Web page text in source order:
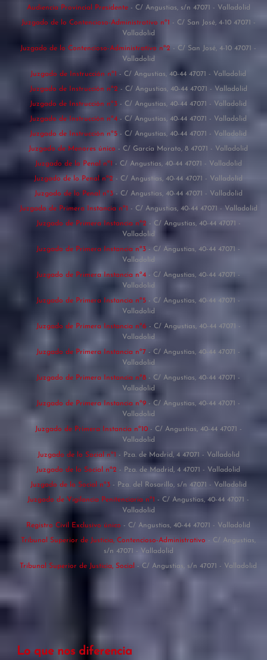
Audiencia Provincial Presidente - C/ Angustias, s/n 47071 - Valladolid
Juzgado de lo Contencioso-Administrativo nº1 - C/ San José, 4-10 47071 -
Valladolid
Juzgado de lo Contencioso-Administrativo nº2 - C/ San José, 4-10 47071 -
Valladolid
Juzgado de Instrucción nº1 - C/ Angustias, 40-44 47071 - Valladolid
Juzgado de Instrucción nº2 - C/ Angustias, 40-44 47071 - Valladolid
Juzgado de Instrucción nº3 - C/ Angustias, 40-44 47071 - Valladolid
Juzgado de Instrucción nº4 - C/ Angustias, 40-44 47071 - Valladolid
Juzgado de Instrucción nº5 - C/ Angustias, 40-44 47071 - Valladolid
Juzgado de Menores único - C/ García Morato, 8 47071 - Valladolid
Juzgado de lo Penal nº1 - C/ Angustias, 40-44 47071 - Valladolid
Juzgado de lo Penal nº2 - C/ Angustias, 40-44 47071 - Valladolid
Juzgado de lo Penal nº3 - C/ Angustias, 40-44 47071 - Valladolid
Juzgado de Primera Instancia nº1 - C/ Angustias, 40-44 47071 - Valladolid
Juzgado de Primera Instancia nº2 - C/ Angustias, 40-44 47071 -
Valladolid
Juzgado de Primera Instancia nº3 - C/ Angustias, 40-44 47071 -
Valladolid
Juzgado de Primera Instancia nº4 - C/ Angustias, 40-44 47071 -
Valladolid
Juzgado de Primera Instancia nº5 - C/ Angustias, 40-44 47071 -
Valladolid
Juzgado de Primera Instancia nº6 - C/ Angustias, 40-44 47071 -
Valladolid
Juzgado de Primera Instancia nº7 - C/ Angustias, 40-44 47071 -
Valladolid
Juzgado de Primera Instancia nº8 - C/ Angustias, 40-44 47071 -
Valladolid
Juzgado de Primera Instancia nº9 - C/ Angustias, 40-44 47071 -
Valladolid
Juzgado de Primera Instancia nº10 - C/ Angustias, 40-44 47071 -
Valladolid
Juzgado de lo Social nº1 - Pza. de Madrid, 4 47071 - Valladolid
Juzgado de lo Social nº2 - Pza. de Madrid, 4 47071 - Valladolid
Juzgado de lo Social nº3 - Pza. del Rosarillo, s/n 47071 - Valladolid
Juzgado de Vigilancia Penitenciaria nº1 - C/ Angustias, 40-44 47071 -
Valladolid
Registro Civil Exclusivo único - C/ Angustias, 40-44 47071 - Valladolid
Tribunal Superior de Justicia, Contencioso-Administrativo - C/ Angustias,
s/n 47071 - Valladolid
Tribunal Superior de Justicia, Social - C/ Angustias, s/n 47071 - Valladolid
Lo que nos diferencia